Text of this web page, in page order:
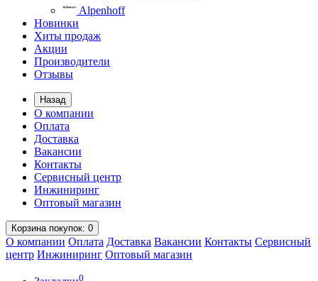
Alpenhoff
Новинки
Хиты продаж
Акции
Производители
Отзывы
Назад
О компании
Оплата
Доставка
Вакансии
Контакты
Сервисный центр
Инжиниринг
Оптовый магазин
Корзинапокупок: 0
О компании Оплата Доставка Вакансии Контакты Сервисный
центр Инжиниринг Оптовый магазин
0